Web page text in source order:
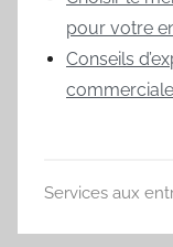
pour votre
Conseils
Services aux